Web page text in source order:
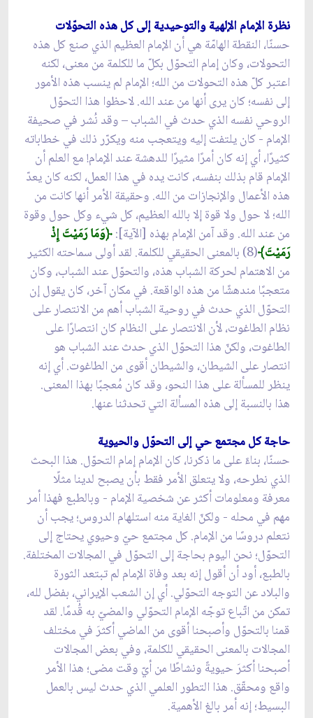
نظرة الإمام الإلهية والتوحيدية إلى كل هذه التحوّلات
حسنًا، النقطة الهامّة هي أن الإمام العظيم الذي صنع كل هذه
التحولات، وكان إمام التحوّل بكلّ ما للكلمة من معنى، لكنه
اعتبر كلّ هذه التحولات من الله؛ الإمام لم ينسب هذه الأمور
إلى نفسه؛ كان يرى أنها من عند الله. لاحظوا هذا التحوّل
الروحي نفسه الذي حدث في الشباب – وقد نُشر في صحيفة
الإمام - كان يلتفت إليه ويتعجب منه ويكرّر ذلك في خطاباته
كثيرًا، أي إنه كان أمرًا مثيرًا للدهشة عند الإمام! مع العلم أن
الإمام قام بذلك بنفسه، كانت يده في هذا العمل، لكنه كان يعدّ
هذه الأعمال والإنجازات من الله. وحقيقة الأمر أنها كانت من
الله؛ لا حول ولا قوة إلا بالله العظيم، كل شيء وكل حول وقوة
من عند الله. وقد آمن الإمام بهذه [الآية]:﴿وَمَا رَمَيْتَ إِذْ
رَمَيْتَ﴾ (8) بالمعنى الحقيقي للكلمة. لقد أولى سماحته الكثير
من الاهتمام لحركة الشباب هذه، والتحوّل عند الشباب، وكان
متعجبًا مندهشًا من هذه الواقعة. في مكان آخر، كان يقول إن
التحوّل الذي حدث في روحية الشباب أهم من الانتصار على
نظام الطاغوت، لأن الانتصار على النظام كان انتصارًا على
الطاغوت، ولكنّ هذا التحوّل الذي حدث عند الشباب هو
انتصار على الشيطان، والشيطان أقوى من الطاغوت. أي إنه
ينظر للمسألة على هذا النحو، وقد كان مُعجبًا بهذا المعنى.
هذا بالنسبة إلى هذه المسألة التي تحدثنا عنها.
حاجة كل مجتمع حي إلى التحوّل والحيوية
حسنًا، بناءً على ما ذكرنا، كان الإمام إمام التحوّل. هذا البحث
الذي نطرحه، ولا يتعلق الأمر فقط بأن يصبح لدينا مثلًا
معرفة ومعلومات أكثر عن شخصية الإمام - وبالطبع فهذا أمر
مهم في محله - ولكنّ الغاية منه استلهام الدروس؛ يجب أن
نتعلم دروسًا من الإمام. كل مجتمع حيّ وحيوي يحتاج إلى
التحوّل؛ نحن اليوم بحاجة إلى التحوّل في المجالات المختلفة.
بالطبع، أود أن أقول إنه بعد وفاة الإمام لم تبتعد الثورة
والبلاد عن التوجه التحوّلي. أي إن الشعب الإيراني، بفضل لله،
تمكن من اتّباع توجّه الإمام التحوّلي والمضيّ به قُدمًا. لقد
قمنا بالتحوّل وأصبحنا أقوى من الماضي أكثرَ في مختلف
المجالات بالمعنى الحقيقي للكلمة، وفي بعض المجالات
أصبحنا أكثرَ حيويةً ونشاطًا من أيّ وقت مضى؛ هذا الأمر
واقع ومحقّق. هذا التطور العلمي الذي حدث ليس بالعمل
البسيط؛ إنه أمر بالغ الأهمية.